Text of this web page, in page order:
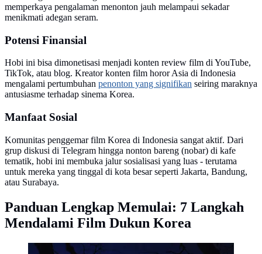
memperkaya pengalaman menonton jauh melampaui sekadar
menikmati adegan seram.
Potensi Finansial
Hobi ini bisa dimonetisasi menjadi konten review film di YouTube,
TikTok, atau blog. Kreator konten film horor Asia di Indonesia
mengalami pertumbuhan penonton yang signifikan seiring maraknya
antusiasme terhadap sinema Korea.
Manfaat Sosial
Komunitas penggemar film Korea di Indonesia sangat aktif. Dari
grup diskusi di Telegram hingga nonton bareng (nobar) di kafe
tematik, hobi ini membuka jalur sosialisasi yang luas - terutama
untuk mereka yang tinggal di kota besar seperti Jakarta, Bandung,
atau Surabaya.
Panduan Lengkap Memulai: 7 Langkah
Mendalami Film Dukun Korea